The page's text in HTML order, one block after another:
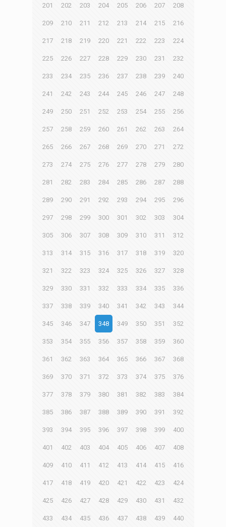
201 202 203 204 205 206 207 208
209 210 211 212 213 214 215 216
217 218 219 220 221 222 223 224
225 226 227 228 229 230 231 232
233 234 235 236 237 238 239 240
241 242 243 244 245 246 247 248
249 250 251 252 253 254 255 256
257 258 259 260 261 262 263 264
265 266 267 268 269 270 271 272
273 274 275 276 277 278 279 280
281 282 283 284 285 286 287 288
289 290 291 292 293 294 295 296
297 298 299 300 301 302 303 304
305 306 307 308 309 310 311 312
313 314 315 316 317 318 319 320
321 322 323 324 325 326 327 328
329 330 331 332 333 334 335 336
337 338 339 340 341 342 343 344
345 346 347 348 349 350 351 352
353 354 355 356 357 358 359 360
361 362 363 364 365 366 367 368
369 370 371 372 373 374 375 376
377 378 379 380 381 382 383 384
385 386 387 388 389 390 391 392
393 394 395 396 397 398 399 400
401 402 403 404 405 406 407 408
409 410 411 412 413 414 415 416
417 418 419 420 421 422 423 424
425 426 427 428 429 430 431 432
433 434 435 436 437 438 439 440